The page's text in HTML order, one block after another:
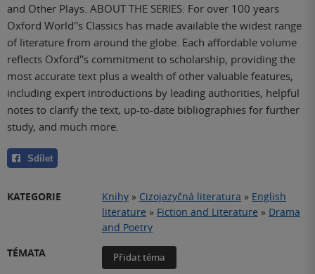
and Other Plays. ABOUT THE SERIES: For over 100 years
Oxford World''s Classics has made available the widest range
of literature from around the globe. Each affordable volume
reflects Oxford''s commitment to scholarship, providing the
most accurate text plus a wealth of other valuable features,
including expert introductions by leading authorities, helpful
notes to clarify the text, up-to-date bibliographies for further
study, and much more.
Sdílet
KATEGORIE Knihy » Cizojazyčná literatura » English
literature » Fiction and Literature » Drama
and Poetry
TÉMATA
Přidat téma